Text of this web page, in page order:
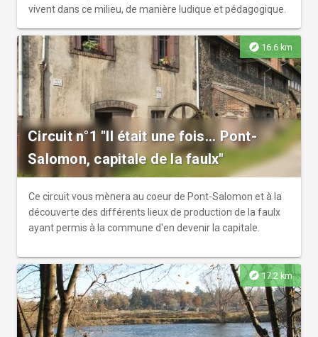
vivent dans ce milieu, de manière ludique et pédagogique.
explore 16.6 km
Circuit n°1 "Il était une fois... Pont-
Salomon, capitale de la faulx"
Ce circuit vous mènera au coeur de Pont-Salomon et à la
découverte des différents lieux de production de la faulx
ayant permis à la commune d'en devenir la capitale.
explore17.2 km